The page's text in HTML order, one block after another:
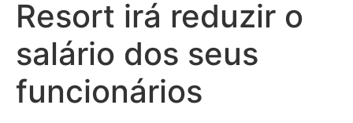
Resort irá reduzir o
salário dos seus
funcionários